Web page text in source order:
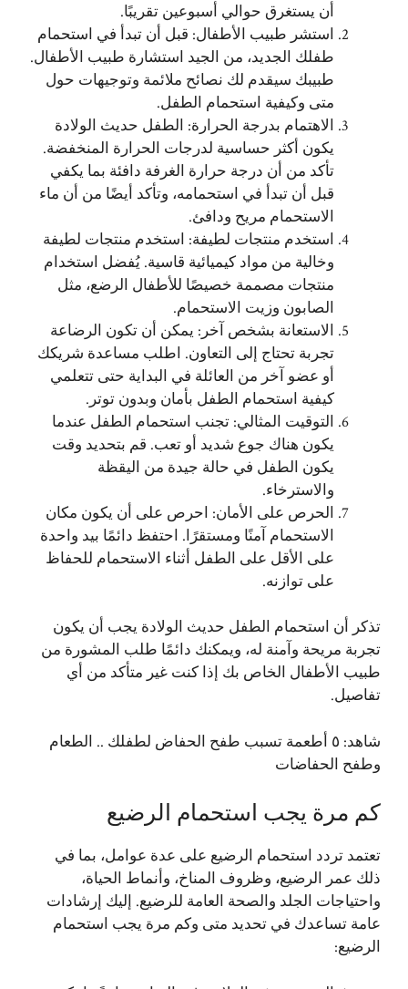
أن يستغرق حوالي أسبوعين تقريبًا.
استشر طبيب الأطفال: قبل أن تبدأ في استحمام
طفلك الجديد، من الجيد استشارة طبيب الأطفال.
طبيبك سيقدم لك نصائح ملائمة وتوجيهات حول
متى وكيفية استحمام الطفل.
الاهتمام بدرجة الحرارة: الطفل حديث الولادة
يكون أكثر حساسية لدرجات الحرارة المنخفضة.
تأكد من أن درجة حرارة الغرفة دافئة بما يكفي
قبل أن تبدأ في استحمامه، وتأكد أيضًا من أن ماء
الاستحمام مريح ودافئ.
استخدم منتجات لطيفة: استخدم منتجات لطيفة
وخالية من مواد كيميائية قاسية. يُفضل استخدام
منتجات مصممة خصيصًا للأطفال الرضع، مثل
الصابون وزيت الاستحمام.
الاستعانة بشخص آخر: يمكن أن تكون الرضاعة
تجربة تحتاج إلى التعاون. اطلب مساعدة شريكك
أو عضو آخر من العائلة في البداية حتى تتعلمي
كيفية استحمام الطفل بأمان وبدون توتر.
التوقيت المثالي: تجنب استحمام الطفل عندما
يكون هناك جوع شديد أو تعب. قم بتحديد وقت
يكون الطفل في حالة جيدة من اليقظة
والاسترخاء.
الحرص على الأمان: احرص على أن يكون مكان
الاستحمام آمنًا ومستقرًا. احتفظ دائمًا بيد واحدة
على الأقل على الطفل أثناء الاستحمام للحفاظ
على توازنه.
تذكر أن استحمام الطفل حديث الولادة يجب أن يكون
تجربة مريحة وآمنة له، ويمكنك دائمًا طلب المشورة من
طبيب الأطفال الخاص بك إذا كنت غير متأكد من أي
تفاصيل.
شاهد:
٥ أطعمة تسبب طفح الحفاض لطفلك .. الطعام
وطفح الحفاضات
كم مرة يجب استحمام الرضيع
تعتمد تردد استحمام الرضيع على عدة عوامل، بما في
ذلك عمر الرضيع، وظروف المناخ، وأنماط الحياة،
واحتياجات الجلد والصحة العامة للرضيع. إليك إرشادات
عامة تساعدك في تحديد متى وكم مرة يجب استحمام
الرضيع: